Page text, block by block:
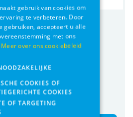
WHIMZEES STIX
1ST - S - 11,9cm
gebruik van cookies om
te verbeteren. Door
gebruiken, accepteert u alle
met ons
Meer over ons cookiebeleid
COOKIES OF
COOKIES
OF TARGETING